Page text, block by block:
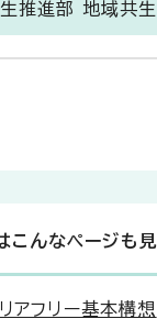
推進部 地域共
こんなページも
アフリー基本構想